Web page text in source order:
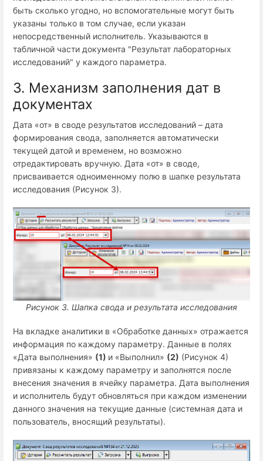
быть сколько угодно, но вспомогательные могут быть
указаны только в том случае, если указан
непосредственный исполнитель. Указываются в
табличной части документа "Результат лабораторных
исследований" у каждого параметра.
3. Механизм заполнения дат в
документах
Дата «от» в своде результатов исследований – дата
формирования свода, заполняется автоматически
текущей датой и временем, но возможно
отредактировать вручную. Дата «от» в своде,
присваивается одноименному полю в шапке результата
исследования (Рисунок 3).
Рисунок 3. Шапка свода и результата исследования
На вкладке аналитики в «Обработке данных» отражается
информация по каждому параметру. Данные в полях
«Дата выполнения» (1) и «Выполнил» (2) (Рисунок 4)
привязаны к каждому параметру и заполнятся после
внесения значения в ячейку параметра. Дата выполнения
и исполнитель будут обновляться при каждом изменении
данного значения на текущие данные (системная дата и
пользователь, вносящий результаты).